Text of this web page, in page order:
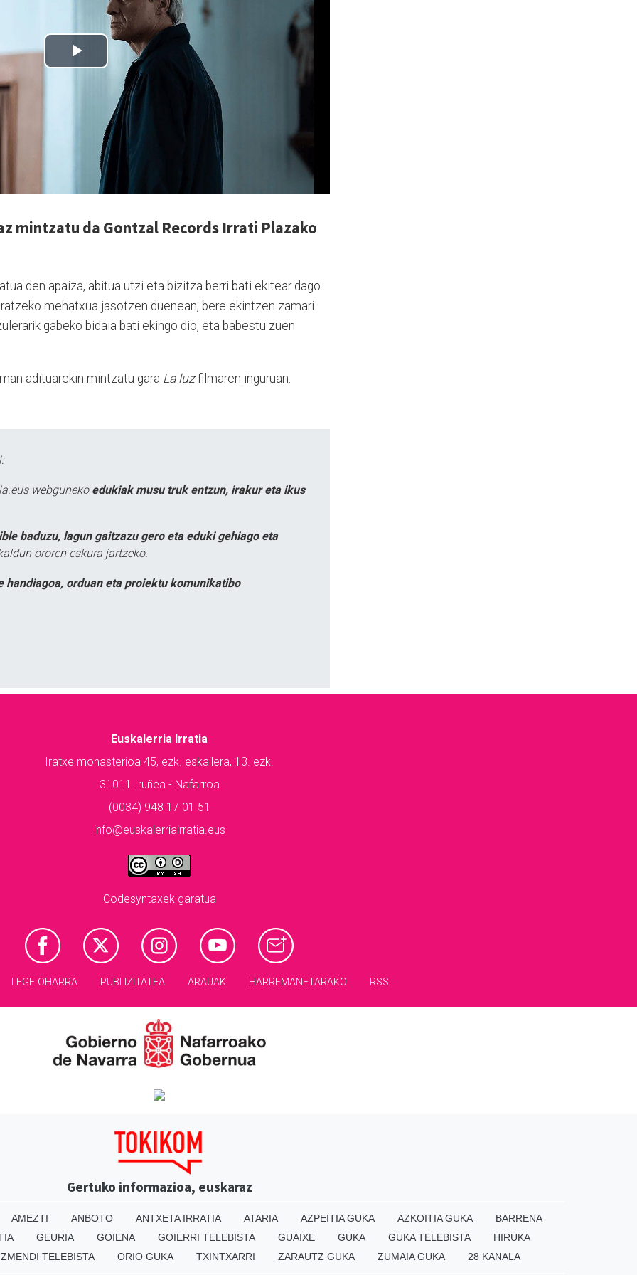
mintzatu da Gontzal Records Irrati Plazako
den apaiza, abitua utzi eta bizitza berri bati ekitear dago.
mehatxua jasotzen duenean, bere ekintzen zamari
gabeko bidaia bati ekingo dio, eta babestu zuen
adituarekin mintzatu gara La luzfilmaren inguruan.
webguneko edukiak musu truk entzun, irakur eta ikus
baduzu, lagun gaitzazu gero eta eduki gehiago eta
ororen eskura jartzeko.
handiagoa, orduan eta proiektu komunikatibo
Euskalerria Irratia
Iratxe monasterioa 45, ezk. eskailera, 13. ezk.
31011 Iruñea - Nafarroa
(0034) 948 17 01 51
info@euskalerriairratia.eus
Codesyntaxek garatua
LEGE OHARRA PUBLIZITATEA ARAUAK HARREMANETARAKO RSS
Gertuko informazioa, euskaraz
AMEZTI ANBOTO ANTXETA IRRATIA ATARIA AZPEITIA GUKA AZKOITIA GUKA
BARRENA
GEURIA GOIENA GOIERRI TELEBISTA GUAIXE GUKA GUKA TELEBISTA
HIRUKA
TELEBISTA ORIO GUKA TXINTXARRI ZARAUTZ GUKA ZUMAIA GUKA 28 KANALA